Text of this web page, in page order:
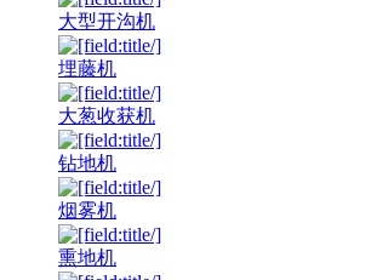
大型开沟机
埋藤机
大葱收获机
钻地机
烟雾机
熏地机